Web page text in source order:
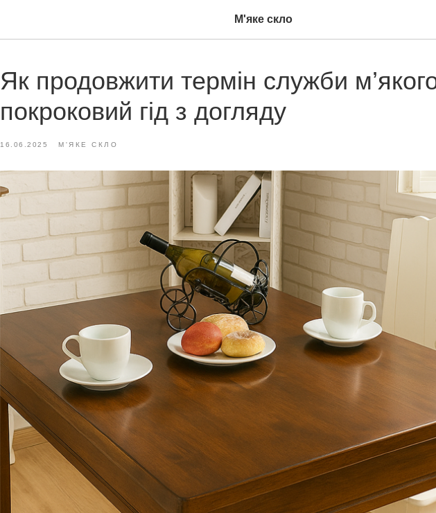
М'яке скло
Як продовжити термін служби
покроковий гід з догляду
16.06.2025 М'ЯКЕ СКЛО